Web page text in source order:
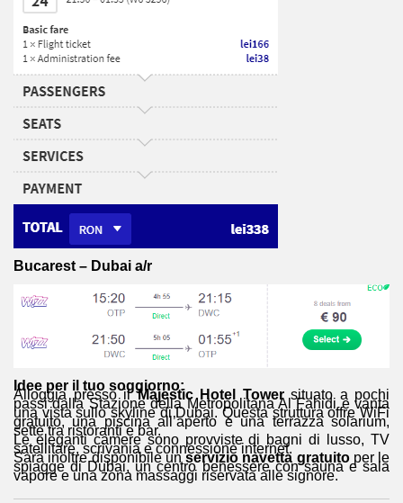
Bucarest – Dubai a/r
Idee per il tuo soggiorno:
Alloggia presso ilMajestic Hotel Towersituato a pochi
passi dalla Stazione della Metropolitana Al Fahidi e vanta
una vista sullo skyline di Dubai. Questa struttura offre WiFi
gratuito, una piscina all’aperto e una terrazza solarium,
sette tra ristoranti e bar.
Le eleganti camere sono provviste di bagni di lusso, TV
satellitare, scrivania e connessione internet.
Sarà inoltre disponibile unservizio navetta gratuitoper le
spiagge di Dubai, un centro benessere con sauna e sala
vapore e una zona massaggi riservata alle signore.